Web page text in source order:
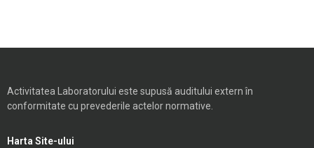
Activitatea Laboratorului este supusă auditului extern în
conformitate cu prevederile actelor normative.
Harta Site-ului